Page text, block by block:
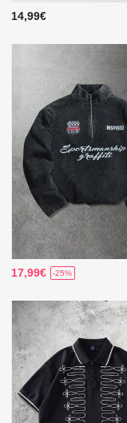
14,99€
17,99€ -25%